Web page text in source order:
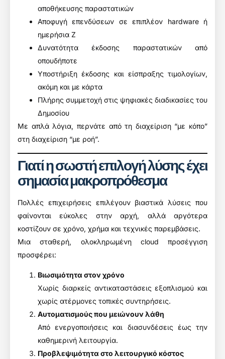
αποθήκευσης παραστατικών
Αποφυγή επενδύσεων σε επιπλέον hardware ή
ημερήσια Ζ
Δυνατότητα έκδοσης παραστατικών από
οπουδήποτε
Υποστήριξη έκδοσης και είσπραξης τιμολογίων,
ακόμη και με κάρτα
Πλήρης συμμετοχή στις ψηφιακές διαδικασίες του
Δημοσίου
Με απλά λόγια, περνάτε από τη διαχείριση “με κόπο”
στη διαχείριση “με ροή”.
Γιατί η σωστή επιλογή λύσης έχει
σημασία μακροπρόθεσμα
Πολλές επιχειρήσεις επιλέγουν βιαστικά λύσεις που
φαίνονται εύκολες στην αρχή, αλλά αργότερα
κοστίζουν σε χρόνο, χρήμα και τεχνικές παρεμβάσεις.
Μια σταθερή, ολοκληρωμένη cloud προσέγγιση
προσφέρει:
Βιωσιμότητα στον χρόνο
Χωρίς διαρκείς αντικαταστάσεις εξοπλισμού και
χωρίς ατέρμονες τοπικές συντηρήσεις.
Αυτοματισμούς που μειώνουν λάθη
Από ενεργοποιήσεις και διασυνδέσεις έως την
καθημερινή λειτουργία.
Προβλεψιμότητα στο λειτουργικό κόστος